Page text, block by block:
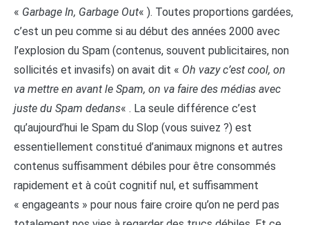
« Garbage In, Garbage Out« ). Toutes proportions gardées,
c’est un peu comme si au début des années 2000 avec
l’explosion du Spam (contenus, souvent publicitaires, non
sollicités et invasifs) on avait dit « Oh vazy c’est cool, on
va mettre en avant le Spam, on va faire des médias avec
juste du Spam dedans« . La seule différence c’est
qu’aujourd’hui le Spam du Slop (vous suivez ?) est
essentiellement constitué d’animaux mignons et autres
contenus suffisamment débiles pour être consommés
rapidement et à coût cognitif nul, et suffisamment
« engageants » pour nous faire croire qu’on ne perd pas